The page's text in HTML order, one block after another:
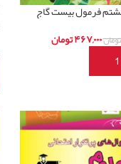
فرمول بیست گاج
تومان۴۶۷,۰۰۰تومان
به سبد خرید